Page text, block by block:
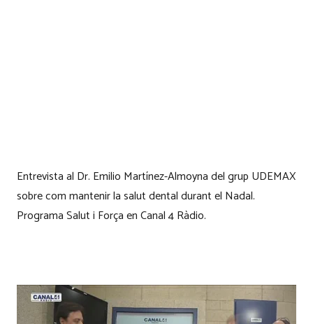
Entrevista al Dr. Emilio Martínez-Almoyna del grup UDEMAX
sobre com mantenir la salut dental durant el Nadal.
Programa Salut i Força en Canal 4 Ràdio.